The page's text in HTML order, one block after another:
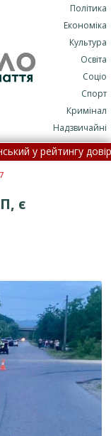
Політика
Економіка
Культура
Освіта
Соціо
Спорт
Кримінал
Надзвичайні
рейтингу довіри до
• Нові
є